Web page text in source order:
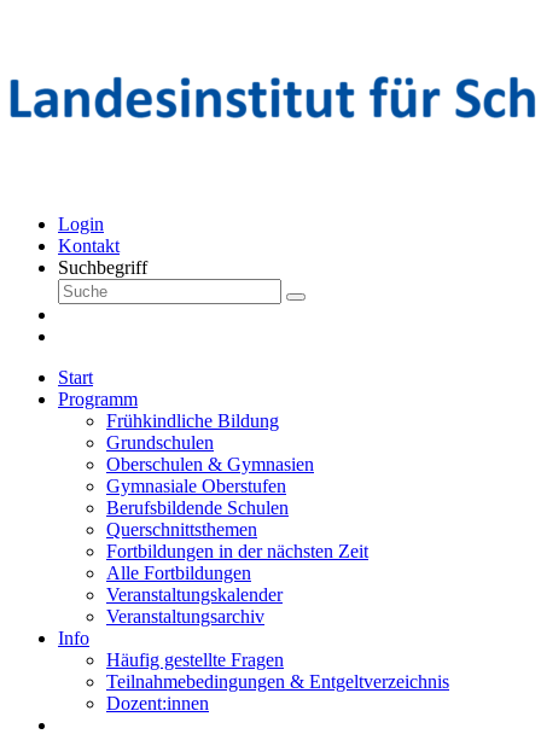
Login
Kontakt
Suchbegriff
Start
Programm
Frühkindliche Bildung
Grundschulen
Oberschulen & Gymnasien
Gymnasiale Oberstufen
Berufsbildende Schulen
Querschnittsthemen
Fortbildungen in der nächsten Zeit
Alle Fortbildungen
Veranstaltungskalender
Veranstaltungsarchiv
Info
Häufig gestellte Fragen
Teilnahmebedingungen & Entgeltverzeichnis
Dozent:innen